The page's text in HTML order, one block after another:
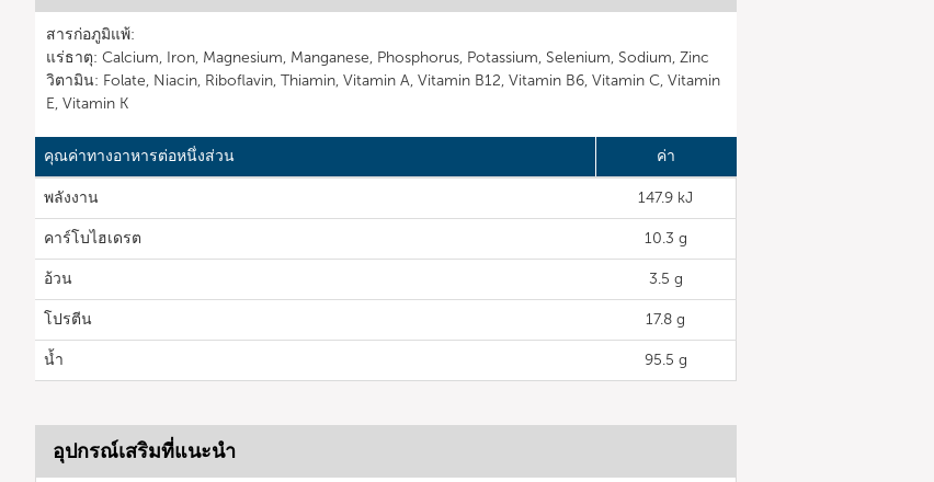
สารก่อภูมิแพ้:
แร่ธาตุ: Calcium, Iron, Magnesium, Manganese, Phosphorus, Potassium, Selenium, Sodium, Zinc
วิตามิน: Folate, Niacin, Riboflavin, Thiamin, Vitamin A, Vitamin B12, Vitamin B6, Vitamin C, Vitamin
E, Vitamin K
คุณค่าทางอาหารต่อหนึ่งส่วน ค่า
พลังงาน 147.9 kJ
คาร์โบไฮเดรต 10.3 g
อ้วน 3.5 g
โปรตีน 17.8 g
น้ำ 95.5 g
อุปกรณ์เสริมที่แนะนำ